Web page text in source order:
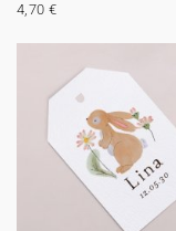
4,70 €